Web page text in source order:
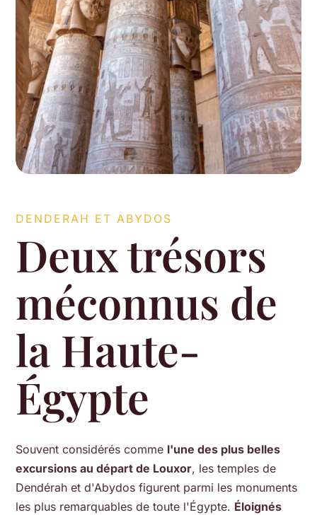
DENDERAH ET ABYDOS
Deux trésors
méconnus de
la Haute-
Égypte
Souvent considérés comme l'une des plus belles
excursions au départ de Louxor, les temples de
Dendérah et d'Abydos figurent parmi les monuments
les plus remarquables de toute l'Égypte. Éloignés